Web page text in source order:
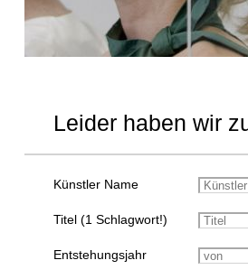
Leider haben wir
Künstler Name
Titel (1 Schlagwort!)
Entstehungsjahr